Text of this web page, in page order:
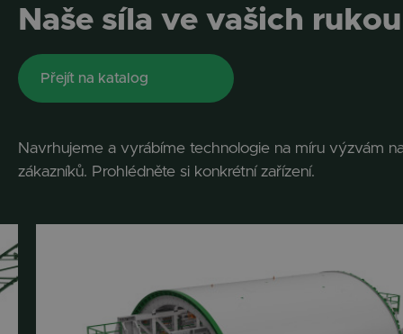
Naše síla ve vašich rukou
Přejít na katalog
Navrhujeme a vyrábíme technologie na míru výzvám
zákazníků. Prohlédněte si konkrétní zařízení.